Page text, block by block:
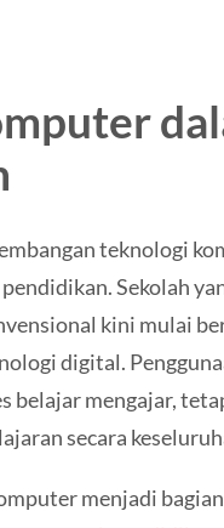
teknologi
Sekolah
kini mulai
digital.
belajar mengajar,
secara
menjadi